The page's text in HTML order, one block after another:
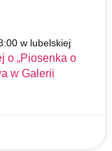
w lubelskiej
o „Piosenka o
w Galerii